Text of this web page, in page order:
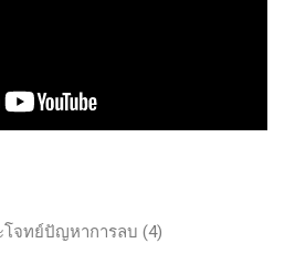
จทย์ปัญหาการลบ (4)